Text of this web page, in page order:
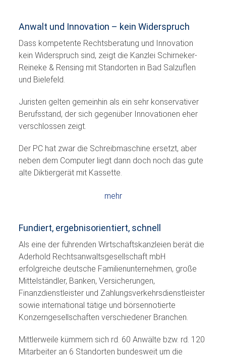
Anwalt und Innovation – kein Widerspruch
Dass kompetente Rechtsberatung und Innovation
kein Widerspruch sind, zeigt die Kanzlei Schirneker-
Reineke & Rensing mit Standorten in Bad Salzuflen
und Bielefeld.
Juristen gelten gemeinhin als ein sehr konservativer
Berufsstand, der sich gegenüber Innovationen eher
verschlossen zeigt.
Der PC hat zwar die Schreibmaschine ersetzt, aber
neben dem Computer liegt dann doch noch das gute
alte Diktiergerät mit Kassette.
mehr
Fundiert, ergebnisorientiert, schnell
Als eine der führenden Wirtschaftskanzleien berät die
Aderhold Rechtsanwaltsgesellschaft mbH
erfolgreiche deutsche Familienunternehmen, große
Mittelständler, Banken, Versicherungen,
Finanzdienstleister und Zahlungsverkehrsdienstleister
sowie international tätige und börsennotierte
Konzerngesellschaften verschiedener Branchen.
Mittlerweile kümmern sich rd. 60 Anwälte bzw. rd. 120
Mitarbeiter an 6 Standorten bundesweit um die